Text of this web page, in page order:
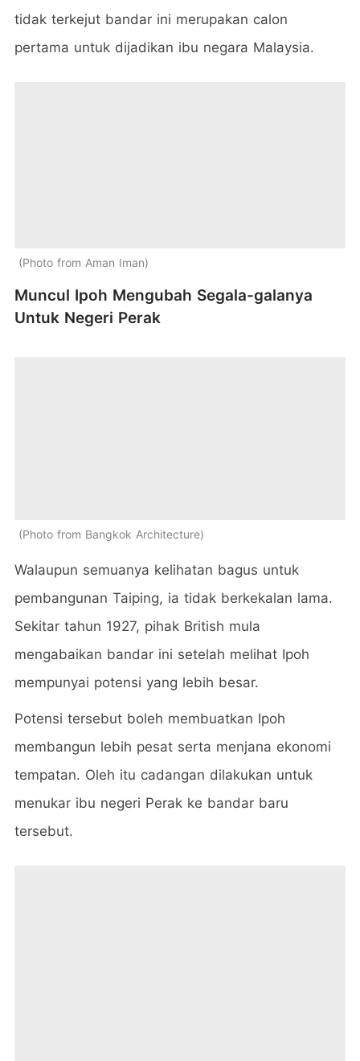
tidak terkejut bandar ini merupakan calon
pertama untuk dijadikan ibu negara Malaysia.
Photo from Aman Iman
Muncul Ipoh Mengubah Segala-galanya
Untuk Negeri Perak
Photo from Bangkok Architecture
Walaupun semuanya kelihatan bagus untuk
pembangunan Taiping, ia tidak berkekalan lama.
Sekitar tahun 1927, pihak British mula
mengabaikan bandar ini setelah melihat Ipoh
mempunyai potensi yang lebih besar.
Potensi tersebut boleh membuatkan Ipoh
membangun lebih pesat serta menjana ekonomi
tempatan. Oleh itu cadangan dilakukan untuk
menukar ibu negeri Perak ke bandar baru
tersebut.